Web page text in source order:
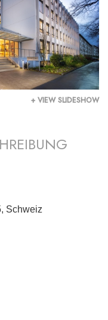
+ VIEW SLIDESHOW
Schweiz